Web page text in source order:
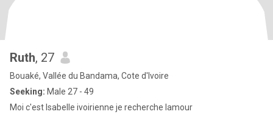
Ruth, 27
Bouaké, Vallée du Bandama, Cote d'Ivoire
Seeking: Male 27 - 49
Moi c'est Isabelle ivoirienne je recherche lamour